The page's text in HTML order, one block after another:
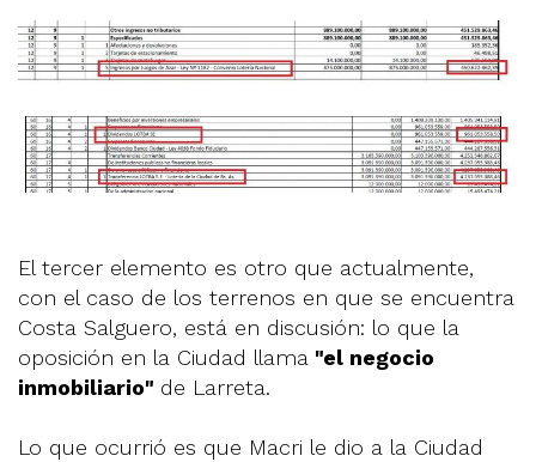
El tercer elemento es otro que actualmente,
con el caso de los terrenos en que se encuentra
Costa Salguero, está en discusión: lo que la
oposición en la Ciudad llama "el negocio
inmobiliario" de Larreta.
Lo que ocurrió es que Macri le dio a la Ciudad